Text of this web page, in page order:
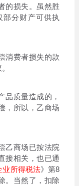
的损失。虽然胜
分财产可供执
费者损失的款
质量造成的，
，所以，乙商场
商场已按法院
接相关，也已通
业所得税法》第8
。当然了，扣除